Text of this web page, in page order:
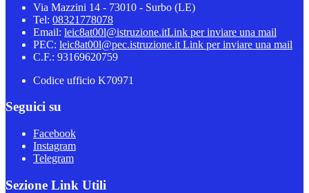
Via Mazzini 14 - 73010 - Surbo (LE)
Tel: 08321778078
Email: leic8at00l@istruzione.itLink per inviare una mail
PEC: leic8at00l@pec.istruzione.it Link per inviare una mail
C.F.: 93169620759
Codice ufficio K70971
Seguici su
Facebook
Instagram
Telegram
Sezione Link Utili